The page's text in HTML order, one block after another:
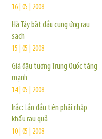
16 | 05 | 2008
Hà Tây bắt đầu cung ứng rau
sạch
15 | 05 | 2008
Giá đậu tương Trung Quốc tăng
mạnh
14 | 05 | 2008
Irắc: Lần đầu tiên phải nhập
khẩu rau quả
10 | 05 | 2008